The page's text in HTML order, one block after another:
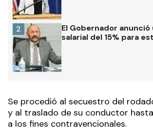
El Gobernador
salarial del 15% para
2
Se procedió al secuestro del
y al traslado de su conductor
a los fines contravencionales.